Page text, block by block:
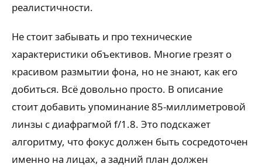
реалистичности.
Не стоит забывать и про технические
характеристики объективов. Многие грезят о
красивом размытии фона, но не знают, как его
добиться. Всё довольно просто. В описание
стоит добавить упоминание 85-миллиметровой
линзы с диафрагмой f/1.8. Это подскажет
алгоритму, что фокус должен быть сосредоточен
именно на лицах, а задний план должен